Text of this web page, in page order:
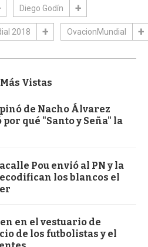
Diego Godín
2018 OvacionMundial
Vistas
de Nacho Álvarez
qué "Santo y Seña" la
Pou envió al PN y la
los blancos el
en el vestuario de
de los futbolistas y el